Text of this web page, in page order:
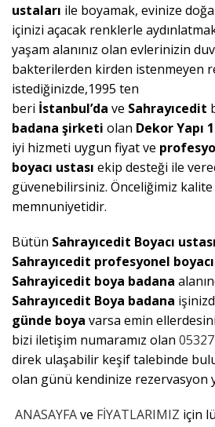
ustaları ile boyamak, evinize
içinizi açacak renklerle
yaşam alanınız olan evlerinizin
bakterilerden kirden istenmeyen
istediğinizde,1995 ten
beri İstanbul’da ve Sahrayıcedit
badana şirketi olan Dekor Yapı
iyi hizmeti uygun fiyat ve
boyacı ustası ekip desteği ile
güvenebilirsiniz. Önceliğimiz
memnuniyetidir.
Bütün Sahrayıcedit Boyacı
Sahrayıcedit profesyonel
Sahrayicedit boya badana
Sahrayıcedit Boya badana
günde boya varsa emin
bizi iletişim numaramız olan
direk ulaşabilir keşif talebinde
olan günü kendinize rezervasyon
ANASAYFAve FİYATLARIMIZ için